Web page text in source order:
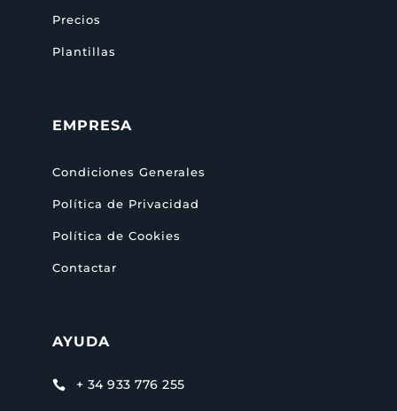
Precios
Plantillas
EMPRESA
Condiciones Generales
Política de Privacidad
Política de Cookies
Contactar
AYUDA
 + 34 933 776 255